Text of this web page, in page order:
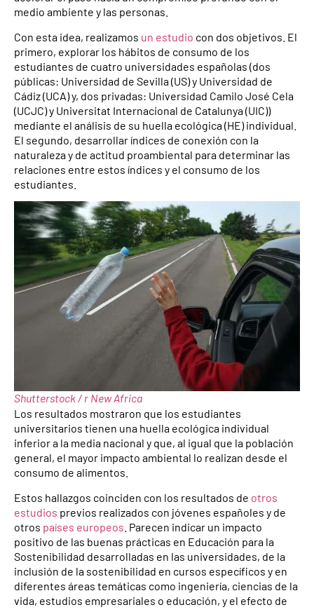
medio ambiente y las personas.
Con esta idea, realizamos un estudio con dos objetivos. El
primero, explorar los hábitos de consumo de los
estudiantes de cuatro universidades españolas (dos
públicas: Universidad de Sevilla (US) y Universidad de
Cádiz (UCA) y, dos privadas: Universidad Camilo José Cela
(UCJC) y Universitat Internacional de Catalunya (UIC))
mediante el análisis de su huella ecológica (HE) individual.
El segundo, desarrollar índices de conexión con la
naturaleza y de actitud proambiental para determinar las
relaciones entre estos índices y el consumo de los
estudiantes.
Shutterstock / r New Africa
Los resultados mostraron que los estudiantes
universitarios tienen una huella ecológica individual
inferior a la media nacional y que, al igual que la población
general, el mayor impacto ambiental lo realizan desde el
consumo de alimentos.
Estos hallazgos coinciden con los resultados de otros
estudios previos realizados con jóvenes españoles y de
otros países europeos . Parecen indicar un impacto
positivo de las buenas prácticas en Educación para la
Sostenibilidad desarrolladas en las universidades, de la
inclusión de la sostenibilidad en cursos específicos y en
diferentes áreas temáticas como ingeniería, ciencias de la
vida, estudios empresariales o educación, y el efecto de